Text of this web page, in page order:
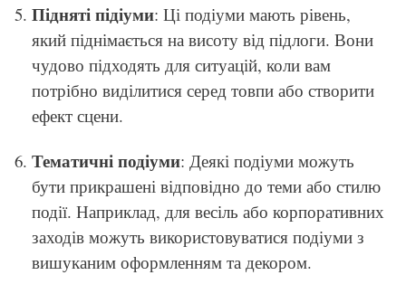
Підняті підіуми: Ці подіуми мають рівень,
який піднімається на висоту від підлоги. Вони
чудово підходять для ситуацій, коли вам
потрібно виділитися серед товпи або створити
ефект сцени.
Тематичні подіуми: Деякі подіуми можуть
бути прикрашені відповідно до теми або стилю
події. Наприклад, для весіль або корпоративних
заходів можуть використовуватися подіуми з
вишуканим оформленням та декором.